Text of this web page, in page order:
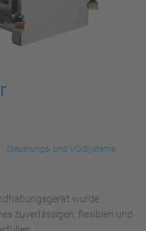
Steuerungs- und I/O-Systeme
wurde
zuverlässigen, flexiblen und